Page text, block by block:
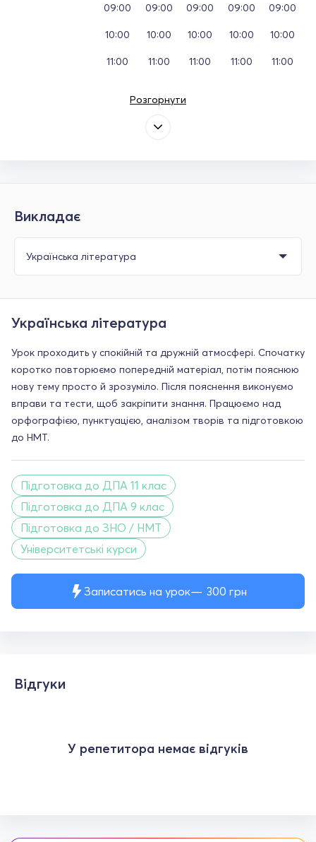
09:00
10:00
11:00
09:00
10:00
11:00
09:00
10:00
11:00
09:00
10:00
11:00
09:00
10:00
11:00
Розгорнути
Викладає
Записатись на урок 300 грн
Українська література
Урок проходить у спокійній та дружній атмосфері. Спочатку
коротко повторюємо попередній матеріал, потім пояснюю
нову тему просто й зрозуміло. Після пояснення виконуємо
вправи та тести, щоб закріпити знання. Працюємо над
орфографією, пунктуацією, аналізом творів та підготовкою
до НМТ.
Підготовка до ДПА 11 клас
Підготовка до ДПА 9 клас
Підготовка до ЗНО / НМТ
Університетські курси
Відгуки
У репетитора немає відгуків